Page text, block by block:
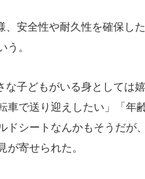
安全性や耐久性を確保し
う。
子どもがいる身としては
車で送り迎えしたい」「年
シートなんかもそうだが
が寄せられた。